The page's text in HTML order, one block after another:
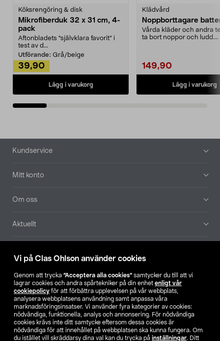
Vi på Clas Ohlson använder cookies
Genom att trycka ”Acceptera alla cookies” samtycker du till att vi
lagrar cookies och andra spårtekniker på din enhet enligt vår
cookiepolicy för att förbättra upplevelsen på vår webbplats,
analysera webbplatsens användning samt anpassa våra
marknadsföringsinsatser. Vi använder fyra kategorier av cookies:
nödvändiga, funktionella, analys och annonsering. För nödvändiga
cookies krävs inte ditt samtycke eftersom dessa cookies är
nödvändiga för att innehållet på webbplatsen ska kunna fungera. Om
du istället vill skräddarsy dina val kan du trycka på inställningar. Ditt
Köksrengöring & disk
Mikrofiberduk 32 x 31 cm, 4-
pack
Aftonbladets "självklara favorit” i
test av d...
Utförande: Grå/beige
39,90
Lägg i varukorg
Klädvård
Noppborttagare
Vårda kläder och andra
ta bort noppor och ludd.
149,90
Lägg i varukorg
Sidfot
Kundservice
Mitt konto
Om oss
Aktuellt
Hitta butik
SE NO FI